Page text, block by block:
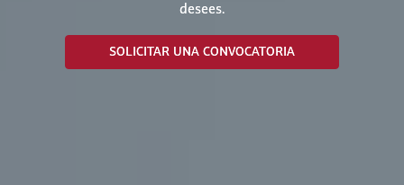
desees.
SOLICITAR UNA CONVOCATORIA